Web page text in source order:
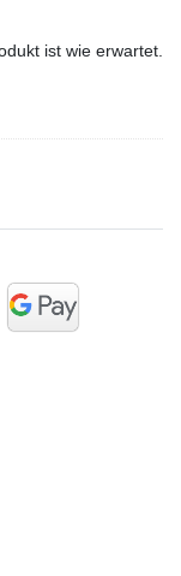
ist wie erwartet.